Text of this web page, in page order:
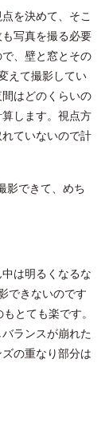
を決めて、そこ
写真を撮る必要
、壁と窓とその
えて撮影してい
はどのくらいの
します。視点方
ていないので計
影できて、めち
は明るくなるな
できないのです
とても楽です。
ランスが崩れた
の重なり部分は